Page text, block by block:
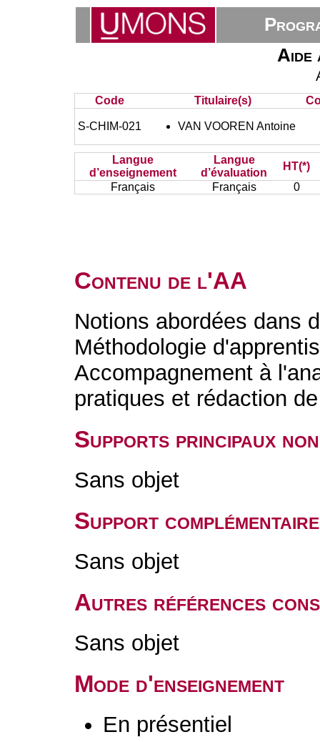
Aide
Code Titulaire(s)
S-CHIM-021 VAN VOOREN Antoine
Langue
d’enseignement
Langue
d’évaluation
HT(*)
Français
Français 0
Contenu de l'AA
Notions abordées dans
Méthodologie
Accompagnement à
pratiques et rédaction
Supports principaux
Sans objet
Support
Sans objet
Autres références
Sans objet
Mode d'enseignement
En présentiel